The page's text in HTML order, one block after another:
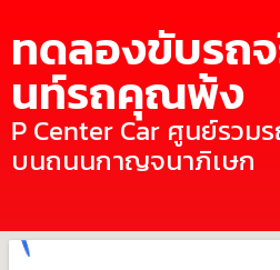
ทดลองขับรถจ
นท์รถคุณพ้ง
P Center Car ศูนย์รว
บนถนนกาญจนาภิเษก